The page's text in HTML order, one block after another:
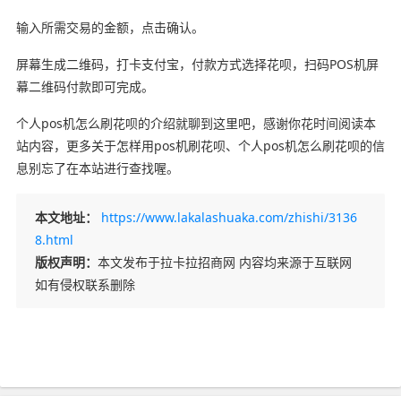
输入所需交易的金额，点击确认。
屏幕生成二维码，打卡支付宝，付款方式选择花呗，扫码POS机屏
幕二维码付款即可完成。
个人pos机怎么刷花呗的介绍就聊到这里吧，感谢你花时间阅读本
站内容，更多关于怎样用pos机刷花呗、个人pos机怎么刷花呗的信
息别忘了在本站进行查找喔。
本文地址：
https://www.lakalashuaka.com/zhishi/3136
8.html
版权声明： 本文发布于拉卡拉招商网 内容均来源于互联网
如有侵权联系删除